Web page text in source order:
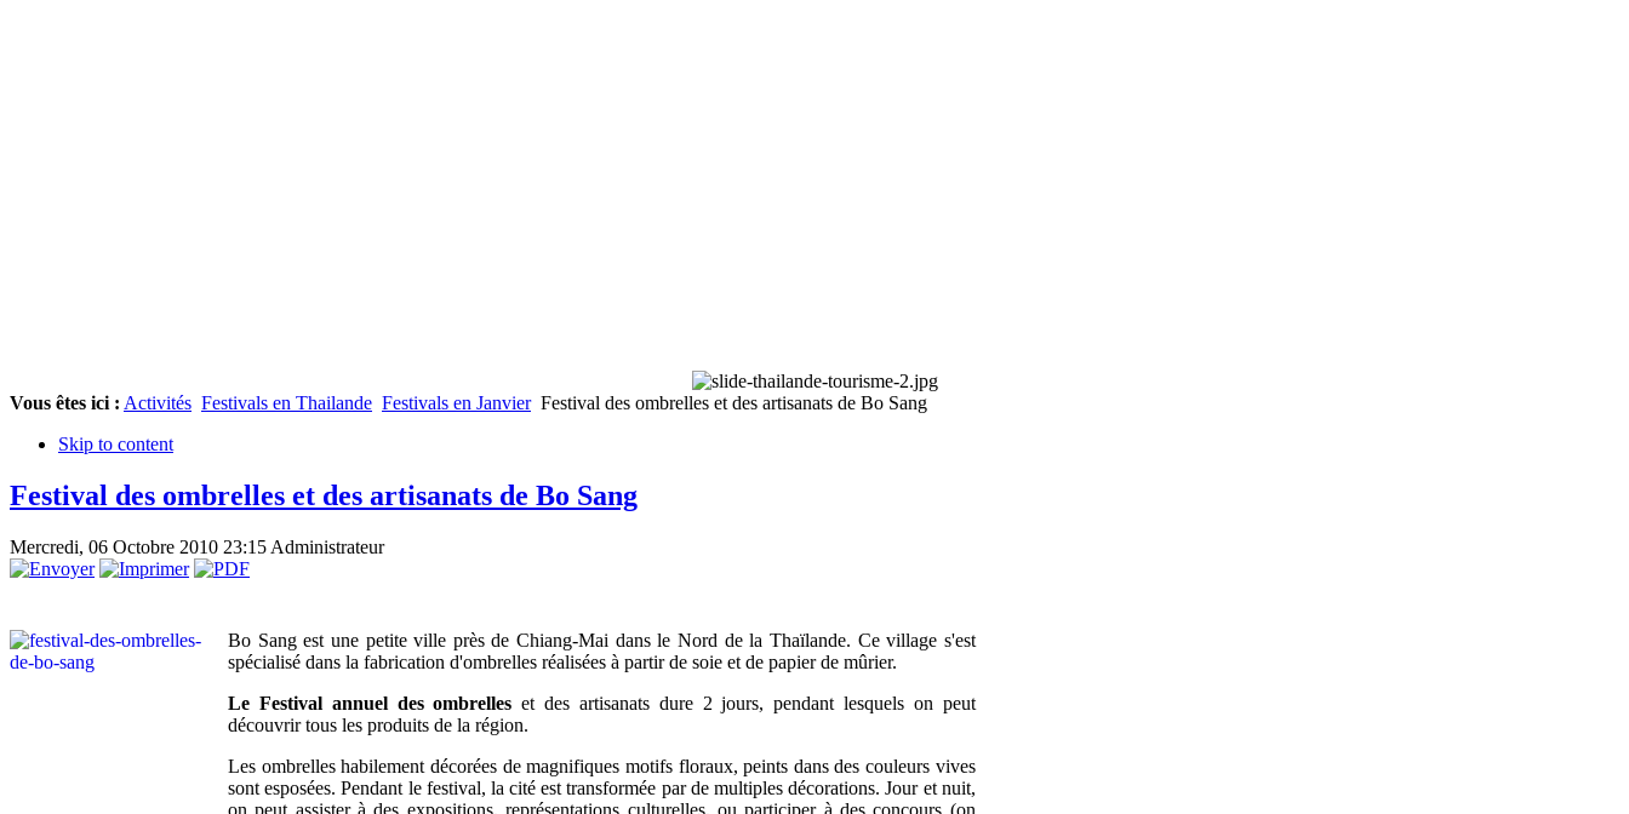
Vous êtes ici : Activités Festivals en Thailande Festivals en Janvier Festival des ombrelles et des artisanats de Bo Sang
Skip to content
Festival des ombrelles et des artisanats de Bo Sang
Mercredi, 06 Octobre 2010 23:15 Administrateur
Bo Sang est une petite ville près de Chiang-Mai dans le Nord de la Thaïlande. Ce village s'est
spécialisé dans la fabrication d'ombrelles réalisées à partir de soie et de papier de mûrier.
Le Festival annuel des ombrelles et des artisanats dure 2 jours, pendant lesquels on peut
découvrir tous les produits de la région.
Les ombrelles habilement décorées de magnifiques motifs floraux, peints dans des couleurs vives
sont esposées. Pendant le festival, la cité est transformée par de multiples décorations. Jour et nuit,
on peut assister à des expositions, représentations culturelles, ou participer à des concours (on